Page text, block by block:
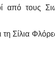
τους
Σίλια